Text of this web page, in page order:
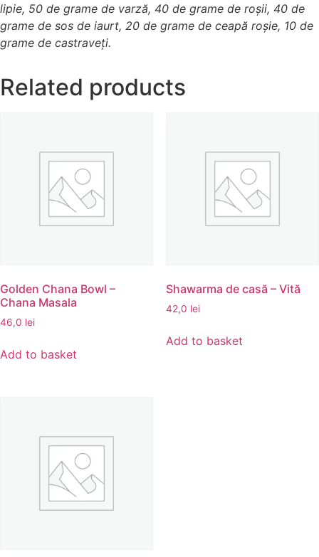
lipie, 50 de grame de varză, 40 de grame de roșii, 40 de
grame de sos de iaurt, 20 de grame de ceapă roșie, 10 de
grame de castraveți.
Related products
Golden Chana Bowl –
Chana Masala
46,0 lei
Add to basket
Shawarma de casă – Vită
42,0 lei
Add to basket